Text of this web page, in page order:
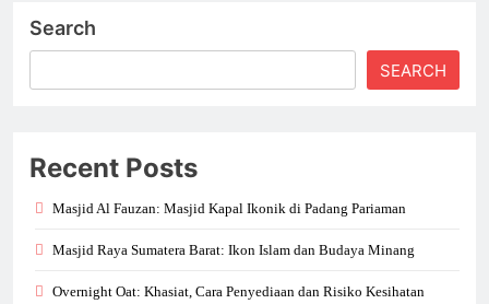
Search
SEARCH
Recent Posts
Masjid Al Fauzan: Masjid Kapal Ikonik di Padang Pariaman
Masjid Raya Sumatera Barat: Ikon Islam dan Budaya Minang
Overnight Oat: Khasiat, Cara Penyediaan dan Risiko Kesihatan